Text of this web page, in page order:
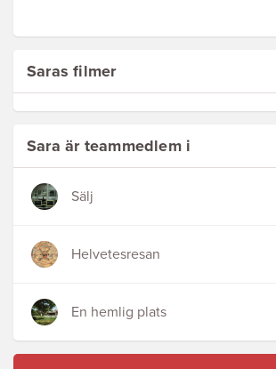
Saras filmer
Sara är teammedlem i
Sälj
Helvetesresan
En hemlig plats